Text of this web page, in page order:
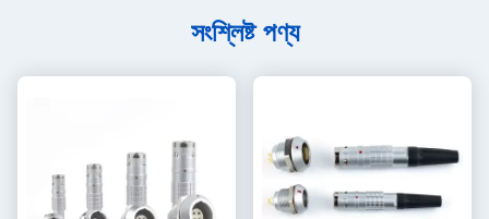
সংশ্লিষ্ট পণ্য